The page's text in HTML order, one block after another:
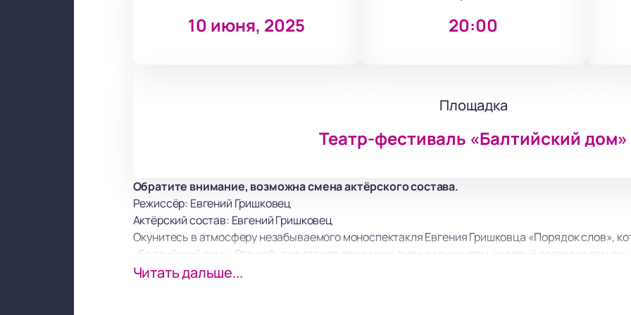
10 июня, 2025 20:00
Площадка
Театр-фестиваль «Балтийский дом»
Обратите внимание, возможна смена актёрского состава.
Режиссёр: Евгений Гришковец
Актёрский состав: Евгений Гришковец
Окунитесь в атмосферу незабываемого моноспектакля Евгения Гришковца «Порядок слов»,
«Балтийский дом». Это событие станет ярким культурным акцентом, который позволит вам
слова и их порядок. Гришковец, известный своим уникальным стилем и глубокими
Читать дальше...